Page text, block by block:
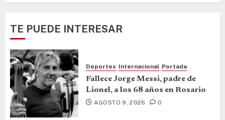
TE PUEDE INTERESAR
Deportes Internacional Portada
Fallece Jorge Messi, padre de
Lionel, a los 68 años en Rosario
AGOSTO 9, 2026 0